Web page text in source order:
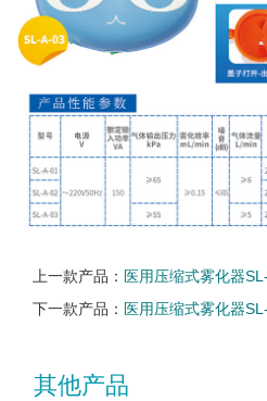
上一款产品： 医用压缩式雾化器
下一款产品： 医用压缩式雾化器
其他产品